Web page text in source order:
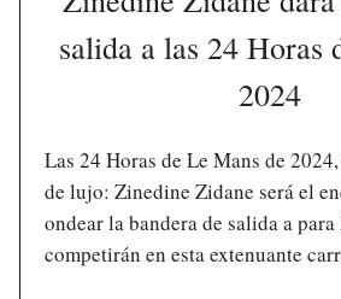
salida a las 24 Horas
2024
Las 24 Horas de Le Mans de
de lujo: Zinedine Zidane será el
ondear la bandera de salida a
competirán en esta extenuante